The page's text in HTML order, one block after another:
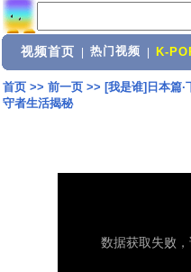
视频首页 热门视频 K-
首页>> 前一页>> [我是谁]日本篇
守者生活揭秘